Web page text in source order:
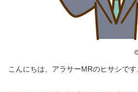
こんにちは、アラサーMRのヒサシです